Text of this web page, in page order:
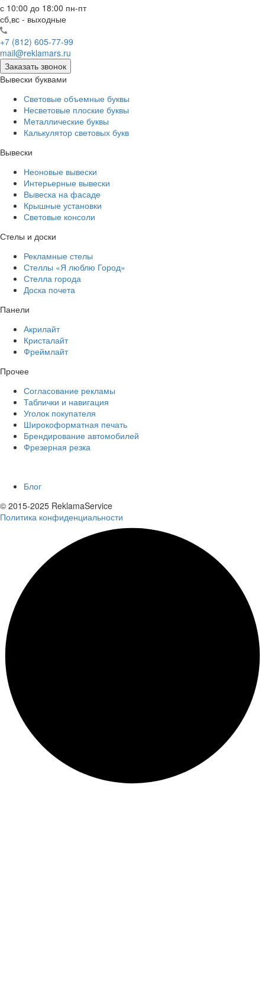
с 10:00 до 18:00 пн-пт
сб,вс - выходные
+7 (812) 605-77-99
mail@reklamars.ru
Заказать звонок
Вывески буквами
Световые объемные буквы
Несветовые плоские буквы
Металлические буквы
Калькулятор световых букв
Вывески
Неоновые вывески
Интерьерные вывески
Вывеска на фасаде
Крышные установки
Световые консоли
Стелы и доски
Рекламные стелы
Стеллы «Я люблю Город»
Стелла города
Доска почета
Панели
Акрилайт
Кристалайт
Фреймлайт
Прочее
Согласование рекламы
Таблички и навигация
Уголок покупателя
Широкоформатная печать
Брендирование автомобилей
Фрезерная резка
Блог
© 2015-2025 ReklamaService
Политика конфиденциальности